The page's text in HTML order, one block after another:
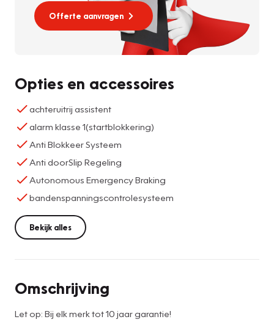
Offerte aanvragen
Opties en accessoires
achteruitrij assistent
alarm klasse 1(startblokkering)
Anti Blokkeer Systeem
Anti doorSlip Regeling
Autonomous Emergency Braking
bandenspanningscontrolesysteem
Bekijk alles
Omschrijving
Let op: Bij elk merk tot 10 jaar garantie!